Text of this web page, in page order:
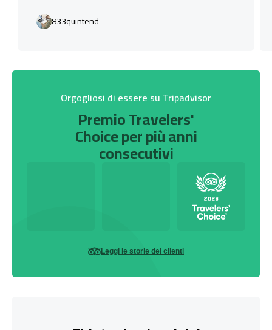
833quintend
Orgogliosi di essere su Tripadvisor
Premio Travelers'
Choice per più anni
consecutivi
Leggi le storie dei clienti